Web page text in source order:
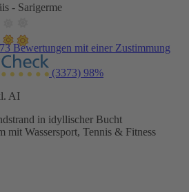
- Sarigerme
Bewertungen mit einer Zustimmung
(3373) 98%
AI
in idyllischer Bucht
mit Wassersport, Tennis & Fitness